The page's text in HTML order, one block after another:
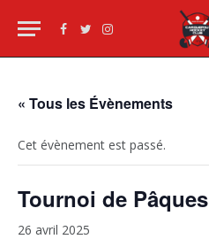
Facebook
TwitterInstagram
« Tous les Évènements
Cet évènement est passé.
Tournoi de Pâques
26 avril 2025